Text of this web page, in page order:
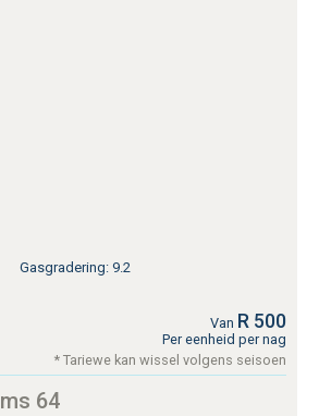
Gasgradering: 9.2
Van R 500
Per eenheid per nag
* Tariewe kan wissel volgens seisoen
64